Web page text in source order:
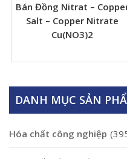
Bán Đồng Nitrat –
Salt – Copper Nitrate
Cu(NO3)2
DANH MỤC SẢN
Hóa chất công nghiệp